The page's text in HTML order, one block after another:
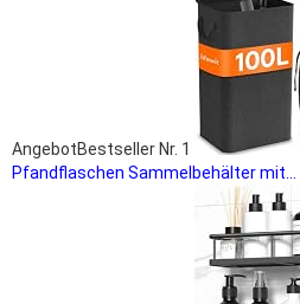
AngebotBestseller Nr. 1
Pfandflaschen Sammelbehälter mit...